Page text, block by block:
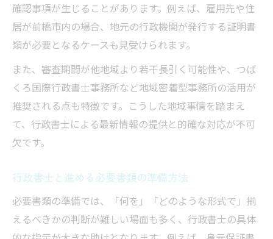
確認事項が生じることがあります。例えば、雇用先や住
居が前橋市内の場合、地元の行政機関が発行する証明書
類が必要となるケースも見受けられます。
また、審査期間が他地域より若干長引く可能性や、つば
くろ国際行政書士事務所など地域密着型事務所の活用が
推奨される点も特徴です。こうした地域事情を踏まえ
て、行政書士による最新情報の提供と的確な対応が不可
欠です。
行政書士と進める必要書類の準備方法
必要書類の準備では、「何を」「どのような形式で」揃
えるべきかの判断が難しい場面も多く、行政書士の具体